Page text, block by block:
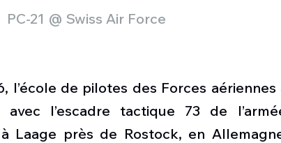
PC-21 @ Swiss Air Force
l’école de pilotes des Forces
avec l’escadre tactique 73 de
Laage près de Rostock, en